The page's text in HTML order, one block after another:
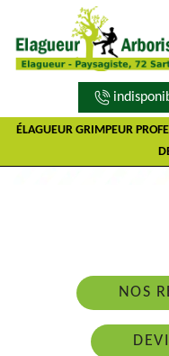
ÉLAGUEUR GRIMPEUR
NOS